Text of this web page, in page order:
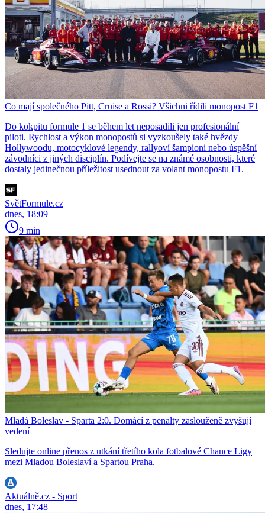
Co mají společného Pitt, Cruise a Rossi? Všichni řídili monopost F1
Do kokpitu formule 1 se během let neposadili jen profesionální
piloti. Rychlost a výkon monopostů si vyzkoušely také hvězdy
Hollywoodu, motocyklové legendy, rallyoví šampioni nebo úspěšní
závodníci z jiných disciplín. Podívejte se na známé osobnosti, které
dostaly jedinečnou příležitost usednout za volant monopostu F1.
SvětFormule.cz
dnes, 18:09
9 min
Mladá Boleslav - Sparta 2:0. Domácí z penalty zaslouženě zvyšují
vedení
Sledujte online přenos z utkání třetího kola fotbalové Chance Ligy
mezi Mladou Boleslaví a Spartou Praha.
Aktuálně.cz - Sport
dnes, 17:48